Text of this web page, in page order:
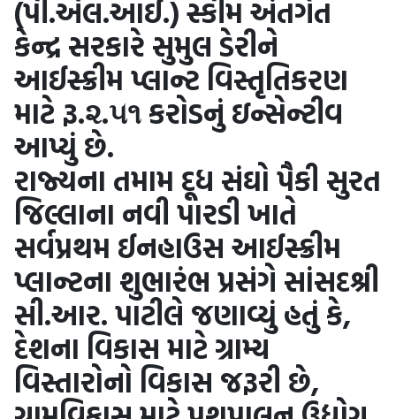
(પી.એલ.આઈ.) સ્કીમ અંતર્ગત
કેન્દ્ર સરકારે સુમુલ ડેરીને
આઈસ્ક્રીમ પ્લાન્ટ વિસ્તૃતિકરણ
માટે રૂ.૨.૫૧ કરોડનું ઇન્સેન્ટીવ
આપ્યું છે.
રાજ્યના તમામ દૂધ સંઘો પૈકી સુરત
જિલ્લાના નવી પારડી ખાતે
સર્વપ્રથમ ઈનહાઉસ આઈસ્ક્રીમ
પ્લાન્ટના શુભારંભ પ્રસંગે સાંસદશ્રી
સી.આર. પાટીલે જણાવ્યું હતું કે,
દેશના વિકાસ માટે ગ્રામ્ય
વિસ્તારોનો વિકાસ જરૂરી છે,